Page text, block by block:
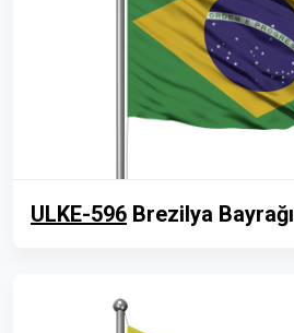
ULKE-596 Brezilya Bayrağı